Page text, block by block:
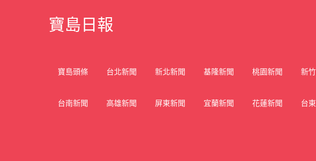
寶島日報
寶島頭條 台北新聞 新北新聞 基隆新聞 桃園新聞 新
台南新聞 高雄新聞 屏東新聞 宜蘭新聞 花蓮新聞 台